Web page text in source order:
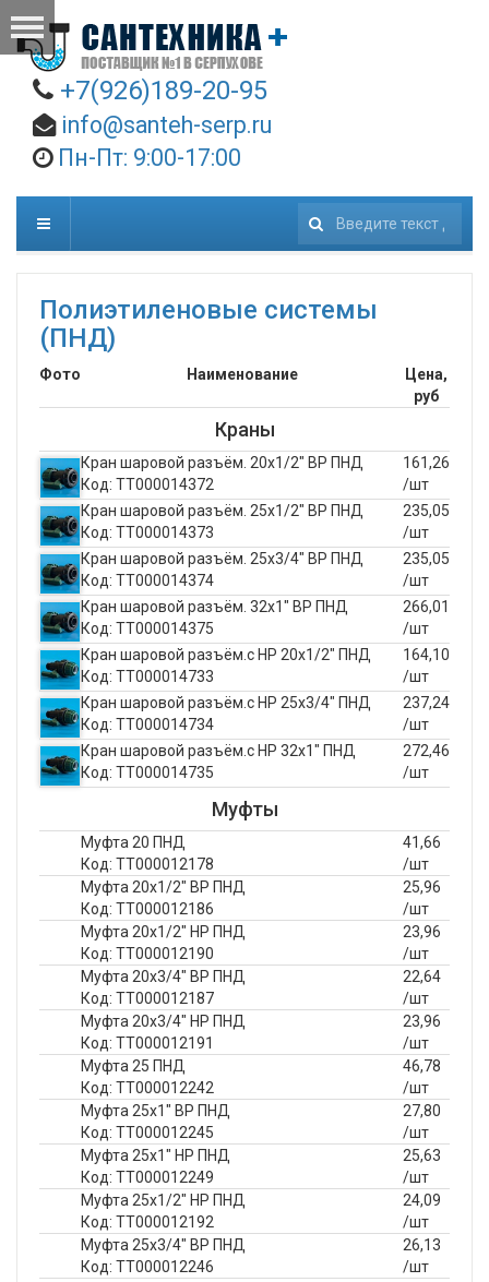
+7(926)189-20-95
info@santeh-serp.ru
Пн-Пт: 9:00-17:00
Искать...
Полиэтиленовые системы
(ПНД)
Фото Наименование
Цена,
руб
Краны
Кран шаровой разъём. 20х1/2" ВР ПНД
Код: ТТ000014372
161,26
/шт
Кран шаровой разъём. 25х1/2" ВР ПНД
Код: ТТ000014373
235,05
/шт
Кран шаровой разъём. 25х3/4" ВР ПНД
Код: ТТ000014374
235,05
/шт
Кран шаровой разъём. 32х1" ВР ПНД
Код: ТТ000014375
266,01
/шт
Кран шаровой разъём.с НР 20х1/2" ПНД
Код: ТТ000014733
164,10
/шт
Кран шаровой разъём.с НР 25х3/4" ПНД
Код: ТТ000014734
237,24
/шт
Кран шаровой разъём.с НР 32х1" ПНД
Код: ТТ000014735
272,46
/шт
Муфты
Муфта 20 ПНД
Код: ТТ000012178
41,66
/шт
Муфта 20х1/2" ВР ПНД
Код: ТТ000012186
25,96
/шт
Муфта 20х1/2" НР ПНД
Код: ТТ000012190
23,96
/шт
Муфта 20х3/4" ВР ПНД
Код: ТТ000012187
22,64
/шт
Муфта 20х3/4" НР ПНД
Код: ТТ000012191
23,96
/шт
Муфта 25 ПНД
Код: ТТ000012242
46,78
/шт
Муфта 25х1" ВР ПНД
Код: ТТ000012245
27,80
/шт
Муфта 25х1" НР ПНД
Код: ТТ000012249
25,63
/шт
Муфта 25х1/2" НР ПНД
Код: ТТ000012192
24,09
/шт
Муфта 25х3/4" ВР ПНД
Код: ТТ000012246
26,13
/шт